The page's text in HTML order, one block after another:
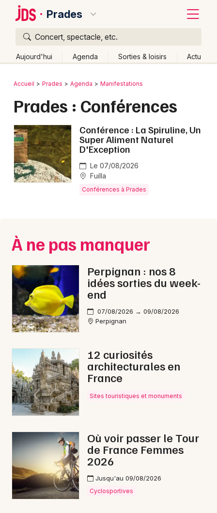
Prades
Concert, spectacle, etc.
Aujourd'hui Agenda Sorties & loisirs Actu
Publier un événement
Grands événements
Activité & Expérience
Sports
Soirées
Sorties famille
Expos
Sorties & loisirs
Conférences dans les Pyrénées-Orientales
Conférences en Occitanie
Bordeaux
Lille
Lyon
Marseille
Nantes
Paris
Strasbourg
Toulouse
Retour
Accueil Prades Agenda Manifestations
Prades : Conférences
Conférence : La Spiruline, Un
Super Aliment Naturel
D'Exception
Le 07/08/2026
Fuilla
Conférences à Prades
À ne pas manquer
Perpignan : nos 8
idées sorties du week-
end
07/08/2026 → 09/08/2026
Perpignan
12 curiosités
architecturales en
France
Sites touristiques et monuments
Où voir passer le Tour
de France Femmes
2026
Jusqu'au 09/08/2026
Cyclosportives
Quoi ?
Où ?
Languedoc-Roussillon
Partout
Près de moi
Quand ?
Effacer les dates
Aujourd'hui
Demain Ce week-end